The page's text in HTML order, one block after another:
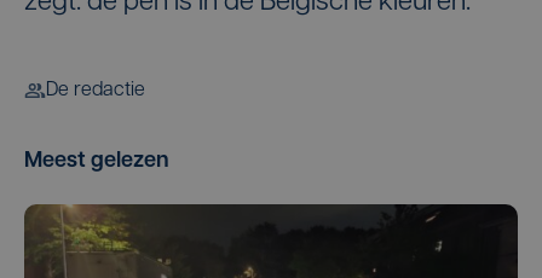
De redactie
Meest gelezen